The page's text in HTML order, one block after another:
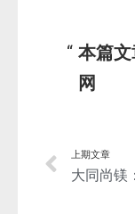
本篇
网
上期文章